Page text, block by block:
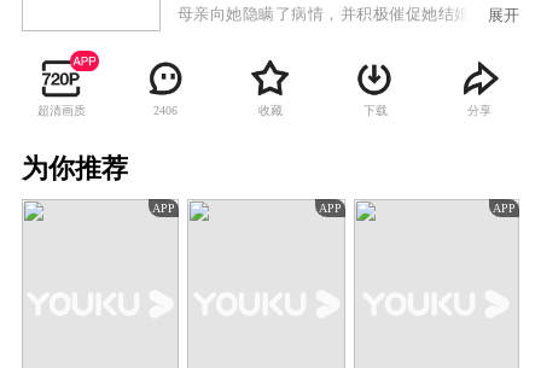
母亲向她隐瞒了病情，并积极催促她结婚。本来
向辉被曝出轨。毛丫丫满街追打落跑新郎的新闻
一时红遍网络，被发掘并打造成为明星记者。采
访过程中与离异带女的摄影师刘火坠入爱河，但
持，二人最终走到一起。
展开
超清画质 2406 收藏 下载 分享
为你推荐
APP APP APP